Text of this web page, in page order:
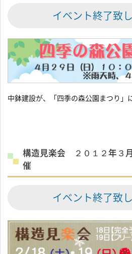
イベント終了致
中鉢建設が、「四季の森公園まつり」
構造見楽会 ２０１２年３
催
イベント終了致